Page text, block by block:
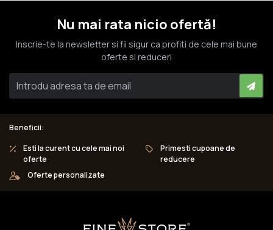
Nu mai rata nicio ofertă!
Inscrie-te la newsletter si fii sigur ca profiti de cele mai bune
oferte si reduceri
Beneficii:
Esti la curent cu cele mai noi
oferte
Primesti cupoane de
reducere
Oferte personalizate